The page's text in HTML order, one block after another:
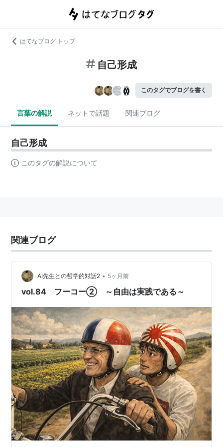
はてなブログ トップ
自己形成
このタグでブログを書く
言葉の解説 ネットで話題 関連ブログ
自己形成
このタグの解説について
関連ブログ
AI先生との哲学的対話2 • 5ヶ月前
vol.84 フーコー② ～自由は実践である～